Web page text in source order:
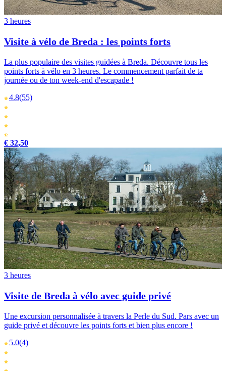
3 heures
Visite à vélo de Breda : les points forts
La plus populaire des visites guidées à Breda. Découvre tous les
points forts à vélo en 3 heures. Le commencement parfait de ta
journée ou de ton week-end d'escapade !
4.8(55)
€ 32,50
3 heures
Visite de Breda à vélo avec guide privé
Une excursion personnalisée à travers la Perle du Sud. Pars avec un
guide privé et découvre les points forts et bien plus encore !
5.0(4)